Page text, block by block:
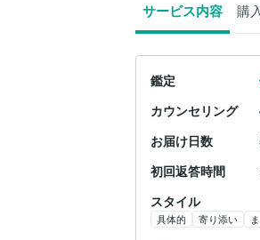
サービス内容 購
鑑定
カウンセリング
お届け日数
初回返答時間
スタイル
具体的 寄り添い